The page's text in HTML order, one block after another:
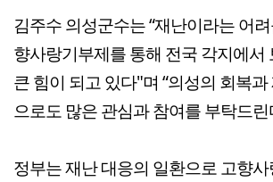
김주수 의성군수는 “재난이라는 어
향사랑기부제를 통해 전국 각지에서
큰 힘이 되고 있다"며 “의성의 회복
으로도 많은 관심과 참여를 부탁드
정부는 재난 대응의 일환으로 고향